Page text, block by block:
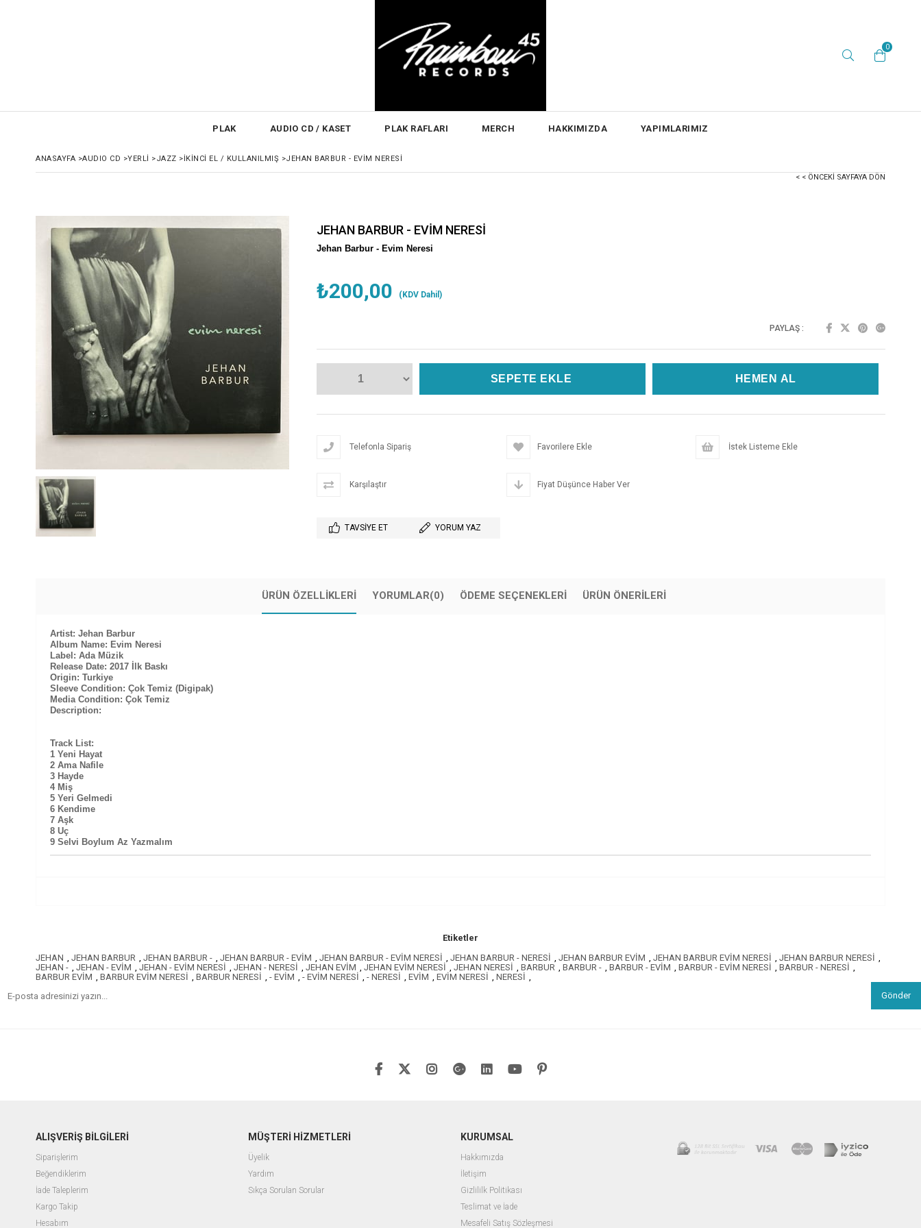
0
PLAK AUDIO CD / KASET PLAK RAFLARI MERCH HAKKIMIZDA YAPIMLARIMIZ
ANASAYFA >AUDIO CD >YERLİ >JAZZ >İKİNCİ EL / KULLANILMIŞ >JEHAN BARBUR - EVİM NERESİ
< < ÖNCEKI SAYFAYA DÖN
JEHAN BARBUR - EVİM NERESİ
Jehan Barbur - Evim Neresi
₺200,00 (KDV Dahil)
PAYLAŞ :
Telefonla Sipariş Favorilere Ekle İstek Listeme Ekle
Karşılaştır Fiyat Düşünce Haber Ver
TAVSIYE ET YORUM YAZ
ÜRÜN ÖZELLIKLERI YORUMLAR(0) ÖDEME SEÇENEKLERI ÜRÜN ÖNERILERI
Artist: Jehan Barbur
Album Name: Evim Neresi
Label: Ada Müzik
Release Date: 2017 İlk Baskı
Origin: Turkiye
Sleeve Condition: Çok Temiz (Digipak)
Media Condition: Çok Temiz
Description:
Track List:
1 Yeni Hayat
2 Ama Nafile
3 Hayde
4 Miş
5 Yeri Gelmedi
6 Kendime
7 Aşk
8 Uç
9 Selvi Boylum Az Yazmalım
Etiketler
JEHAN , JEHAN BARBUR , JEHAN BARBUR - , JEHAN BARBUR - EVİM , JEHAN BARBUR - EVİM NERESİ , JEHAN BARBUR - NERESİ , JEHAN BARBUR EVİM , JEHAN BARBUR EVİM NERESİ , JEHAN BARBUR NERESİ ,
JEHAN - , JEHAN - EVİM , JEHAN - EVİM NERESİ , JEHAN - NERESİ , JEHAN EVİM , JEHAN EVİM NERESİ , JEHAN NERESİ , BARBUR , BARBUR - , BARBUR - EVİM , BARBUR - EVİM NERESİ , BARBUR - NERESİ ,
BARBUR EVİM , BARBUR EVİM NERESİ , BARBUR NERESİ , - EVİM , - EVİM NERESİ , - NERESİ , EVİM , EVİM NERESİ , NERESİ ,
Gönder
ALIŞVERİŞ BİLGİLERİ
Siparişlerim
Beğendiklerim
İade Taleplerim
Kargo Takip
Hesabım
MÜŞTERİ HİZMETLERİ
Üyelik
Yardım
Sıkça Sorulan Sorular
KURUMSAL
Hakkımızda
İletişim
Gizlililk Politikası
Teslimat ve İade
Mesafeli Satış Sözleşmesi